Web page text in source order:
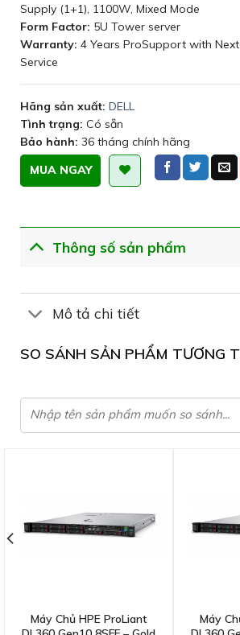
Supply (1+1), 1100W, Mixed Mode
Form Factor: 5U Tower server
Warranty: 4 Years ProSupport with
Service
Hãng sản xuất: DELL
Tình trạng: Có sẵn
Bảo hành: 36 tháng chính hãng
MUA NGAY
Thông số sản phẩm
Mô tả chi tiết
SO SÁNH SẢN PHẨM TƯƠNG
Máy Chủ HPE ProLiant
Máy